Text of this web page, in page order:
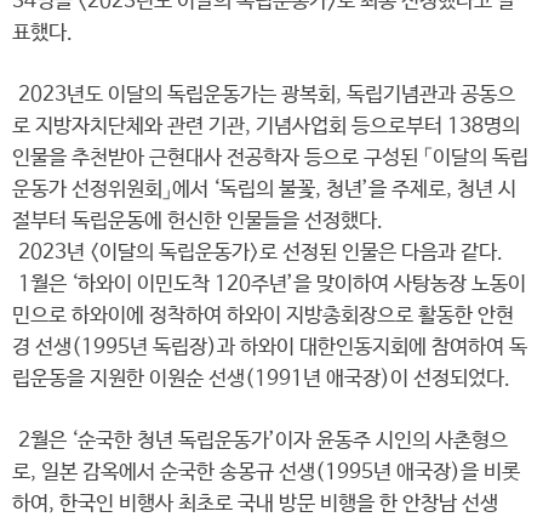
표했다.
2023년도 이달의 독립운동가는 광복회, 독립기념관과 공동으
로 지방자치단체와 관련 기관, 기념사업회 등으로부터 138명의
인물을 추천받아 근현대사 전공학자 등으로 구성된 「이달의 독립
운동가 선정위원회」에서 ‘독립의 불꽃, 청년’을 주제로, 청년 시
절부터 독립운동에 헌신한 인물들을 선정했다.
2023년 <이달의 독립운동가>로 선정된 인물은 다음과 같다.
1월은 ‘하와이 이민도착 120주년’을 맞이하여 사탕농장 노동이
민으로 하와이에 정착하여 하와이 지방총회장으로 활동한 안현
경 선생(1995년 독립장)과 하와이 대한인동지회에 참여하여 독
립운동을 지원한 이원순 선생(1991년 애국장)이 선정되었다.
2월은 ‘순국한 청년 독립운동가’이자 윤동주 시인의 사촌형으
로, 일본 감옥에서 순국한 송몽규 선생(1995년 애국장)을 비롯
하여, 한국인 비행사 최초로 국내 방문 비행을 한 안창남 선생